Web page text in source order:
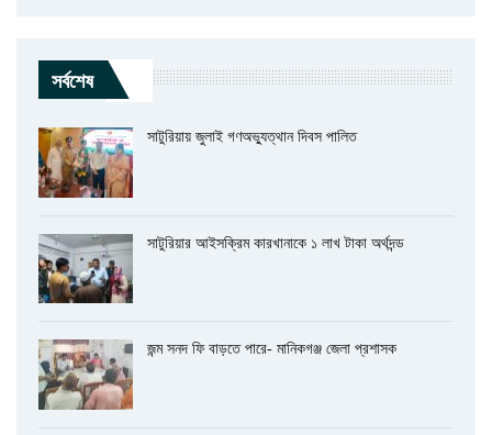
সর্বশেষ
সাটুরিয়ায় জুলাই গণঅভ্যুত্থান দিবস পালিত
সাটুরিয়ার আইসক্রিম কারখানাকে ১ লাখ টাকা অর্থদন্ড
জন্ম সনদ ফি বাড়তে পারে- মানিকগঞ্জ জেলা প্রশাসক